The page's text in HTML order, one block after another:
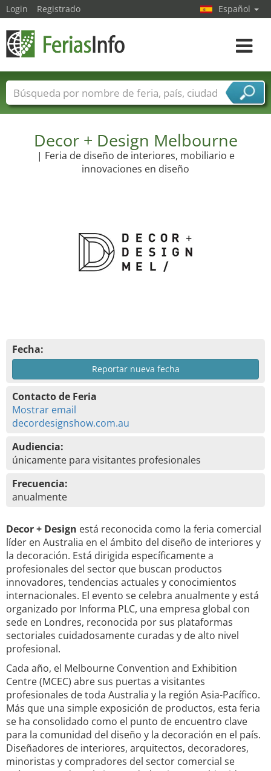
Decor + Design Melbourne
| Feria de diseño de interiores, mobiliario e
innovaciones en diseño
Fecha:
Reportar nueva fecha
Contacto de Feria
Mostrar email
decordesignshow.com.au
Audiencia:
únicamente para visitantes profesionales
Frecuencia:
anualmente
Decor + Design está reconocida como la feria comercial
líder en Australia en el ámbito del diseño de interiores y
la decoración. Está dirigida específicamente a
profesionales del sector que buscan productos
innovadores, tendencias actuales y conocimientos
internacionales. El evento se celebra anualmente y está
organizado por Informa PLC, una empresa global con
sede en Londres, reconocida por sus plataformas
sectoriales cuidadosamente curadas y de alto nivel
profesional.
Cada año, el Melbourne Convention and Exhibition
Centre (MCEC) abre sus puertas a visitantes
profesionales de toda Australia y la región Asia-Pacífico.
Más que una simple exposición de productos, esta feria
se ha consolidado como el punto de encuentro clave
para la comunidad del diseño y la decoración en el país.
Diseñadores de interiores, arquitectos, decoradores,
minoristas y compradores del sector comercial se
Login Registrado Español
toggle
Nombres de ferias Países
Ciudades
Sectores de proveedor de servicios